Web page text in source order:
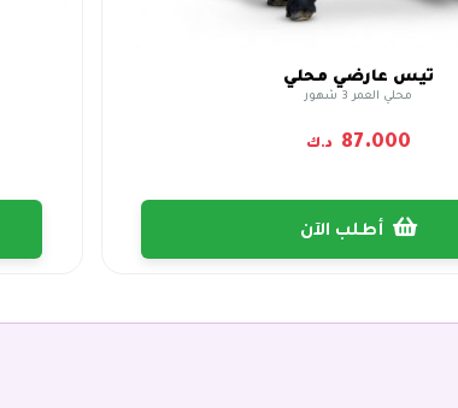
تيس عارضي محلي
محلي العمر 3 شهور
87.000 د.ك